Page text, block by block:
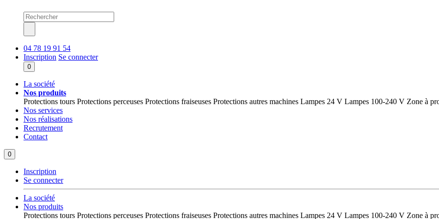
04 78 19 91 54
Inscription Se connecter
0
La société
Nos produits
Protections tours Protections perceuses Protections fraiseuses Protections autres machines Lampes 24 V Lampes 100-240 V Zone à
Nos services
Nos réalisations
Recrutement
Contact
0
Inscription
Se connecter
La société
Nos produits
Protections tours Protections perceuses Protections fraiseuses Protections autres machines Lampes 24 V Lampes 100-240 V Zone à